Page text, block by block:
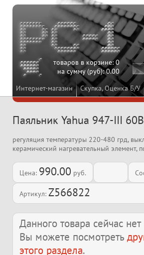
Интернет-магазин Скупка, Оценка Б/У
товаров в корзине:0
на сумму (руб):0.00
Паяльник Yahua 947-III
регуляция температуры 220-480 грд,
керамический нагревательный элемент,
Цена: 990.00 руб.
Артикул: Z566822
Данного товара сейчас
Вы можете посмотреть
этого раздела.